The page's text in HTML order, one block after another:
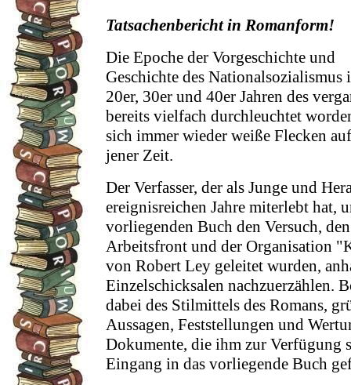
Tatsachenbericht in Romanform!
Die Epoche der Vorgeschichte und
Geschichte des Nationalsozialismus
20er, 30er und 40er Jahren des
bereits vielfach durchleuchtet
sich immer wieder weiße Flecken
jener Zeit.
Der Verfasser, der als Junge und
ereignisreichen Jahre miterlebt hat,
vorliegenden Buch den Versuch,
Arbeitsfront und der Organisation
von Robert Ley geleitet wurden,
Einzelschicksalen nachzuerzählen.
dabei des Stilmittels des Romans,
Aussagen, Feststellungen und
Dokumente, die ihm zur Verfügung
Eingang in das vorliegende Buch